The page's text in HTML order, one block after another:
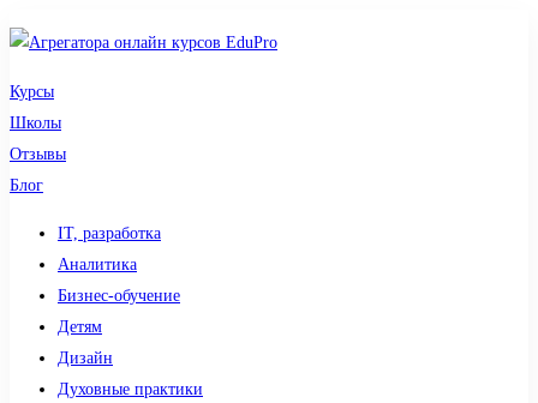
Курсы
Школы
Отзывы
Блог
IT, разработка
Аналитика
Бизнес-обучение
Детям
Дизайн
Духовные практики